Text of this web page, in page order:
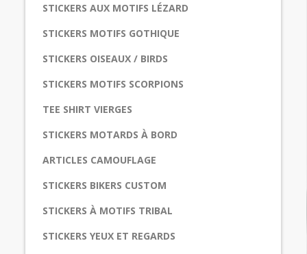
STICKERS AUX MOTIFS LÉZARD
STICKERS MOTIFS GOTHIQUE
STICKERS OISEAUX / BIRDS
STICKERS MOTIFS SCORPIONS
TEE SHIRT VIERGES
STICKERS MOTARDS À BORD
ARTICLES CAMOUFLAGE
STICKERS BIKERS CUSTOM
STICKERS À MOTIFS TRIBAL
STICKERS YEUX ET REGARDS